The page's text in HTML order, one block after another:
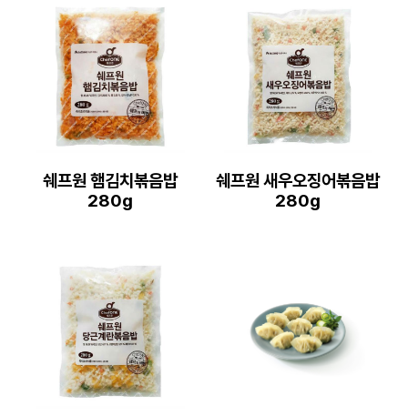
쉐프원 햄김치볶음밥
280g
쉐프원 새우오징어볶음밥
280g